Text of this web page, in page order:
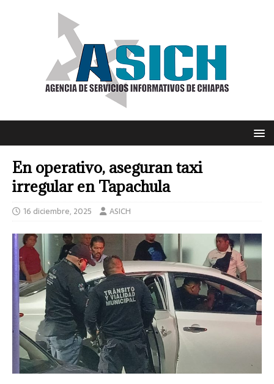
En operativo, aseguran taxi
irregular en Tapachula
16 diciembre, 2025 ASICH